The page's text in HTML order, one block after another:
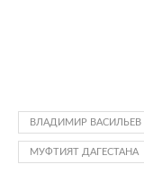
ВЛАДИМИР ВАСИЛЬЕВ
МУФТИЯТ ДАГЕСТАНА